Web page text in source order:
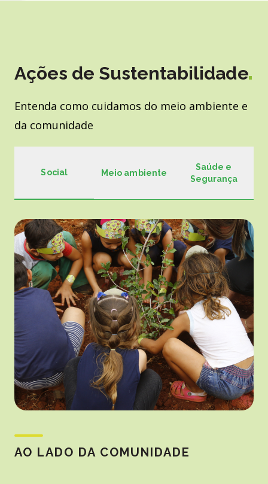
Ações de Sustentabilidade
Entenda como cuidamos do meio ambiente e
da comunidade
Social Meio ambiente
Saúde e
Segurança
AO LADO DA COMUNIDADE